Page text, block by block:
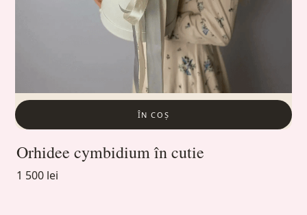
ÎN COȘ
Orhidee cymbidium în cutie
1 500 lei